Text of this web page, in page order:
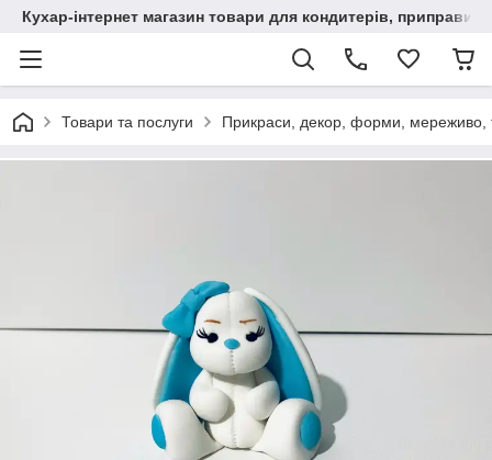
Кухар-інтернет магазин товари для кондитерів, приправи,
Товари та послуги Прикраси, декор, форми, мереживо,